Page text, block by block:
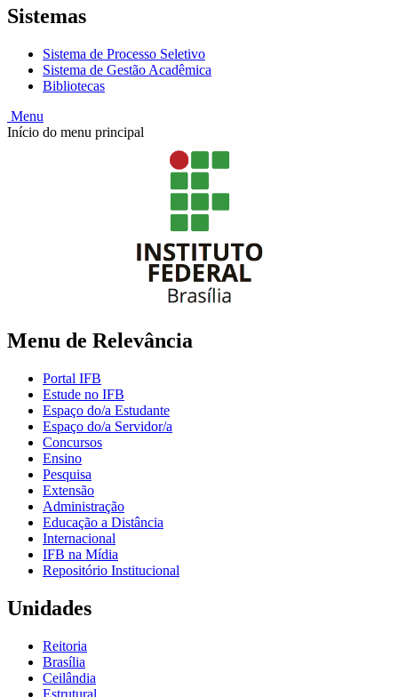
Sistemas
Sistema de Processo Seletivo
Sistema de Gestão Acadêmica
Bibliotecas
Menu
Início do menu principal
Menu de Relevância
Portal IFB
Estude no IFB
Espaço do/a Estudante
Espaço do/a Servidor/a
Concursos
Ensino
Pesquisa
Extensão
Administração
Educação a Distância
Internacional
IFB na Mídia
Repositório Institucional
Unidades
Reitoria
Brasília
Ceilândia
Estrutural